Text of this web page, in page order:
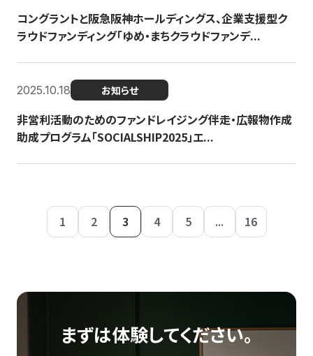
コングラントと阪急阪神ホールディングス、企業支援型ク
ラウドファンディング「ゆめ・まちクラウドファンデ...
2025.10.18 お知らせ
非営利活動のためのファンドレイジング伴走・広報物作成
助成プログラム「SOCIALSHIP2025」エ...
1 2 3 4 5 ... 16
まずは体験してください。